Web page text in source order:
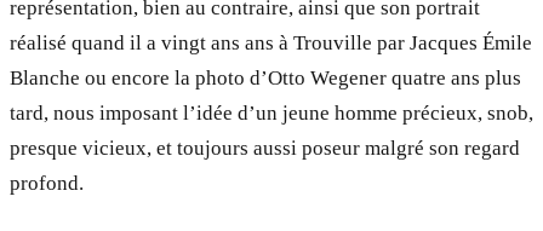
représentation, bien au contraire, ainsi que son portrait
réalisé quand il a vingt ans ans à Trouville par Jacques Émile
Blanche ou encore la photo d’Otto Wegener quatre ans plus
tard, nous imposant l’idée d’un jeune homme précieux, snob,
presque vicieux, et toujours aussi poseur malgré son regard
profond.